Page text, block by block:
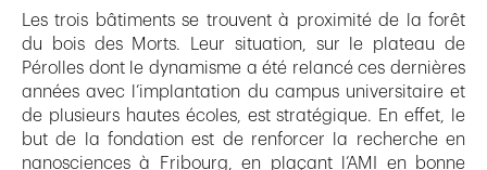
Les trois bâtiments se trouvent à proximité de la forêt
du bois des Morts. Leur situation, sur le plateau de
Pérolles dont le dynamisme a été relancé ces dernières
années avec l’implantation du campus universitaire et
de plusieurs hautes écoles, est stratégique. En effet, le
but de la fondation est de renforcer la recherche en
nanosciences à Fribourg, en plaçant l’AMI en bonne